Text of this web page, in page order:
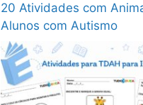
20 Atividades com
Alunos com Autismo